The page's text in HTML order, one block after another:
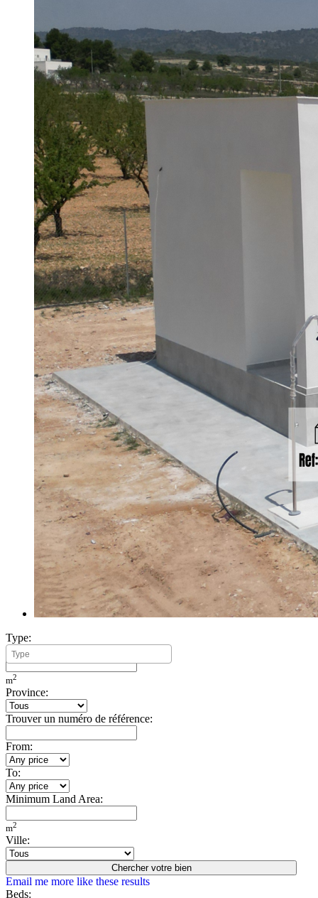
Type:
Minimum Build Area:
m2
Province:
Trouver un numéro de référence:
From:
To:
Minimum Land Area:
m2
Ville:
Chercher votre bien
Email me more like these results
Beds: